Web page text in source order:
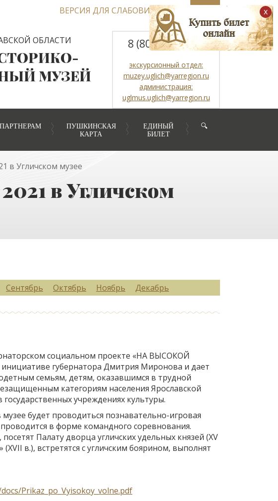
ВЕРСИЯ ДЛЯ СЛАБОВИДЯЩИХ
ОБЛАСТИ
МУЗЕЙ
8 (800) 2507317
экскурсионный отдел:
muzey.uglich@yarregion.ru
администрация:
uglmus.uglich@yarregion.ru
ПАРТНЕРАМ
ПУШКИНСКАЯ
КАРТА
ЕДИНЫЙ
БИЛЕТ
🔍
Угличском музее
в Угличском
Сентябрь Октябрь Ноябрь Декабрь
социальном проекте «НА ВЫСОКОЙ
инициативе губернатора Дмитрия Миронова и дает
семьям, детям, оказавшимся в трудной
категориям населения Ярославской
учреждениях культуры.
будет проводиться познавательно-игровая
в форме командного соревнования.
Палату дворца угличских удельных князей (XV
в.), встретятся с угличским боярином, выполнят
Prikaz_po_Vyisokoy_volne.pdf
x